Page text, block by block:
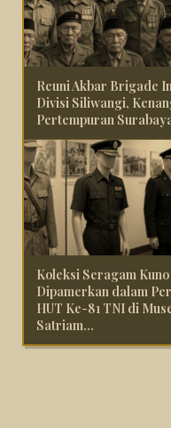
Reuni Akbar Brigade
Divisi Siliwangi,
Pertempuran
Koleksi Seragam Kuno
Dipamerkan dalam
HUT Ke-81 TNI di
Satriam...